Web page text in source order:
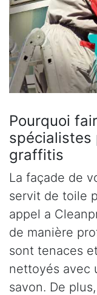
Pourquoi
spécialistes
graffitis
La façade de
servit de toile
appel a
de manière
sont tenaces
nettoyés avec
savon. De